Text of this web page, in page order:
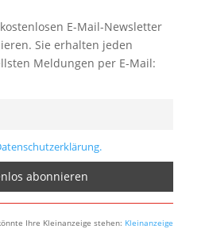
E-Mail-Newsletter
Sie erhalten jeden
Meldungen per E-Mail:
Ihre Kleinanzeige stehen: Kleinanzeige